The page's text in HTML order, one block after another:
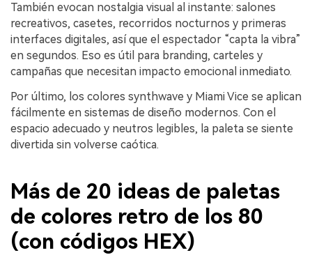
También evocan nostalgia visual al instante: salones
recreativos, casetes, recorridos nocturnos y primeras
interfaces digitales, así que el espectador “capta la vibra”
en segundos. Eso es útil para branding, carteles y
campañas que necesitan impacto emocional inmediato.
Por último, los colores synthwave y Miami Vice se aplican
fácilmente en sistemas de diseño modernos. Con el
espacio adecuado y neutros legibles, la paleta se siente
divertida sin volverse caótica.
Más de 20 ideas de paletas
de colores retro de los 80
(con códigos HEX)